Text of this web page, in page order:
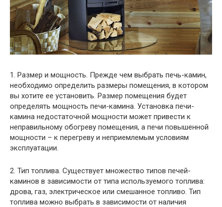
1. Размер и мощность. Прежде чем выбрать печь-камин,
необходимо определить размеры помещения, в котором
вы хотите ее установить. Размер помещения будет
определять мощность печи-камина. Установка печи-
камина недостаточной мощности может привести к
неправильному обогреву помещения, а печи повышенной
мощности – к перегреву и неприемлемым условиям
эксплуатации.
2. Тип топлива. Существует множество типов печей-
каминов в зависимости от типа используемого топлива:
дрова, газ, электрическое или смешанное топливо. Тип
топлива можно выбрать в зависимости от наличия